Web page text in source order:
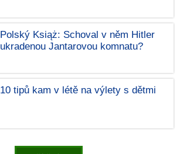
Polský Książ: Schoval v něm Hitler
ukradenou Jantarovou komnatu?
10 tipů kam v létě na výlety s dětmi